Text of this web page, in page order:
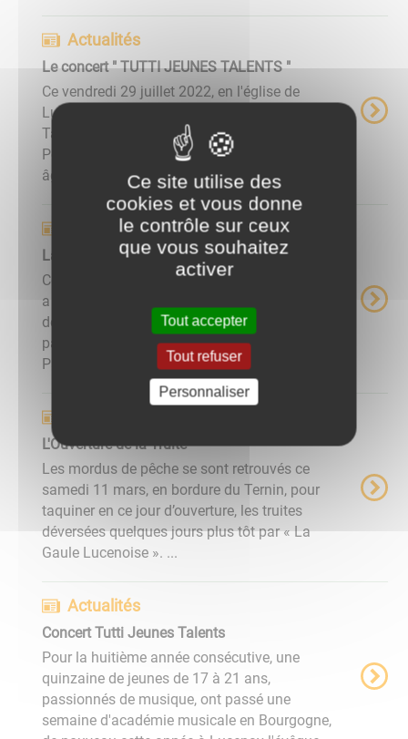
Actualités
Le concert " TUTTI JEUNES TALENTS "
Ce vendredi 29 juillet 2022, en l'église de
Lucenay L'Evêque, le groupe "Tutti Jeunes
Talents" nous a offert un concert de qualité.
Pour la sixième année consécutive, ces jeunes
âgés de 15 à 20 ans, nous ...
Actualités
La Fête Patronale
​​​​​​​Ce samedi 10 et dimanche 11 septembre 2022,
a eu lieu à Lucenay comme chaque année, le
deuxième week-end de septembre, la fête
patronale organisée par le Comité des Fêtes.
Parmi les temps forts, ...
L'Ouverture de la Truite
Les mordus de pêche se sont retrouvés ce
samedi 11 mars, en bordure du Ternin, pour
taquiner en ce jour d’ouverture, les truites
déversées quelques jours plus tôt par « La
Gaule Lucenoise ». ...
Actualités
Concert Tutti Jeunes Talents
Pour la huitième année consécutive, une
quinzaine de jeunes de 17 à 21 ans,
passionnés de musique, ont passé une
semaine d'académie musicale en Bourgogne,
Ce site utilise des
cookies et vous donne
le contrôle sur ceux
que vous souhaitez
activer
Tout accepter
Tout refuser
Personnaliser